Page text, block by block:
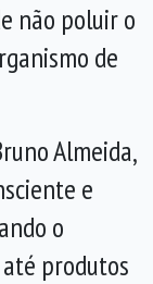
não poluir o
de
Almeida,
e
o
produtos